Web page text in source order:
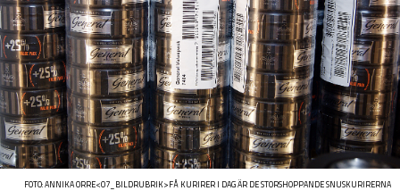
FOTO:ANNIKA ORRE<07_BILDRUBRIK>FÅ KURIRER I DAG ÄR DE STORSHOPPANDE SNUSKURIRERNA